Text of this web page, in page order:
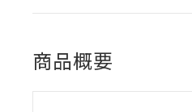
商品概要